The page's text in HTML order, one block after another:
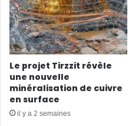
Le projet Tirzzit révèle
une nouvelle
minéralisation de cuivre
en surface
il y a 2 semaines